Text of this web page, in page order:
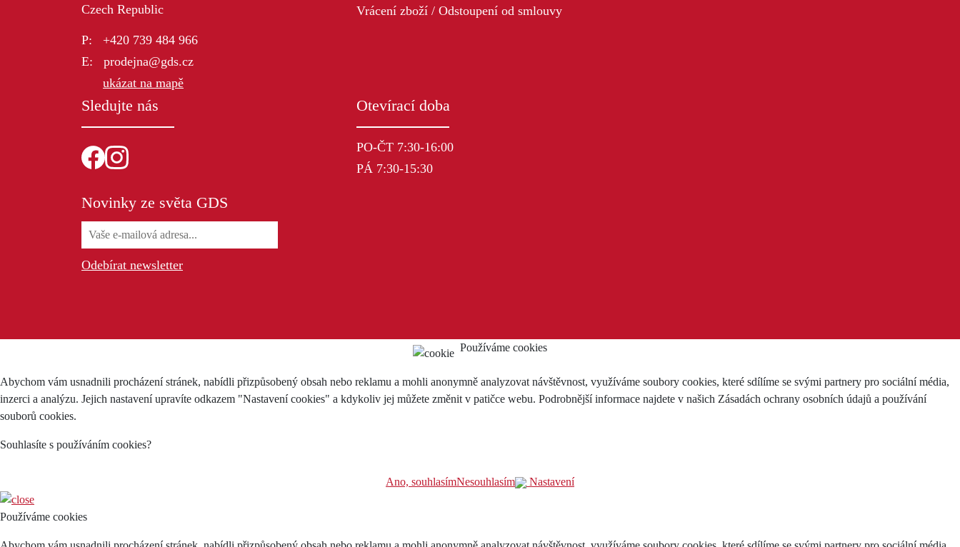
Czech Republic
+420 739 484 966
prodejna@gds.cz
ukázat na mapě
Vrácení zboží / Odstoupení od smlouvy
Sledujte nás
Novinky ze světa GDS
Odebírat newsletter
Otevírací doba
PO-ČT 7:30-16:00
PÁ 7:30-15:30
Používáme cookies
Abychom vám usnadnili procházení stránek, nabídli přizpůsobený obsah nebo reklamu a mohli anonymně analyzovat návštěvnost, využíváme soubory cookies, které sdílíme se svými partnery pro sociální média,
inzerci a analýzu. Jejich nastavení upravíte odkazem "Nastavení cookies" a kdykoliv jej můžete změnit v patičce webu. Podrobnější informace najdete v našich Zásadách ochrany osobních údajů a používání
souborů cookies.
Souhlasíte s používáním cookies?
Ano, souhlasímNesouhlasím Nastavení
Používáme cookies